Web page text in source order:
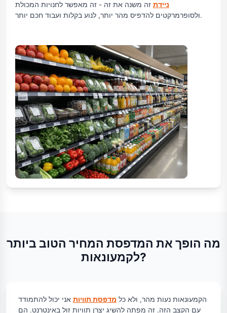
ניידת זה משנה את זה - זה מאפשר לחנויות המכולת
ולסופרמרקטים להדפיס מהר יותר, לנוע בקלות ועבוד חכם יותר.
מה הופך את המדפסת המחיר הטוב ביותר
לקמעונאות?
הקמעונאות נעות מהר, ולא כל מדפסת תוויות אני יכול להתמודד
עם הקצב הזה. זה מפתה להשיג יצרן תוויות זול באינטרנט. הם